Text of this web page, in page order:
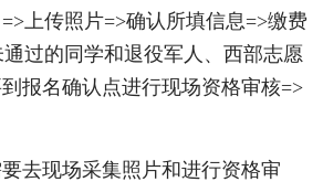
=>上传照片=>确认所填信息=>缴费
过的同学和退役军人、西部志愿
报名确认点进行现场资格审核=>
去现场采集照片和进行资格审